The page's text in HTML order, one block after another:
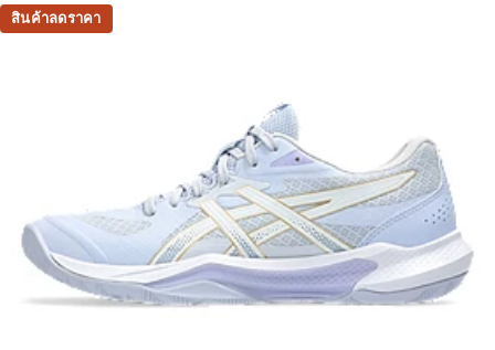
Wrapped-up outsole construction
Helps provide impact absorption and softer landings
The sockliner is produced with a solution dyeing
process that reduces water usage by approximately
33% and carbon emissions by approximately 45%
compared to the conventional dyeing technology
สินค้าลดราคา